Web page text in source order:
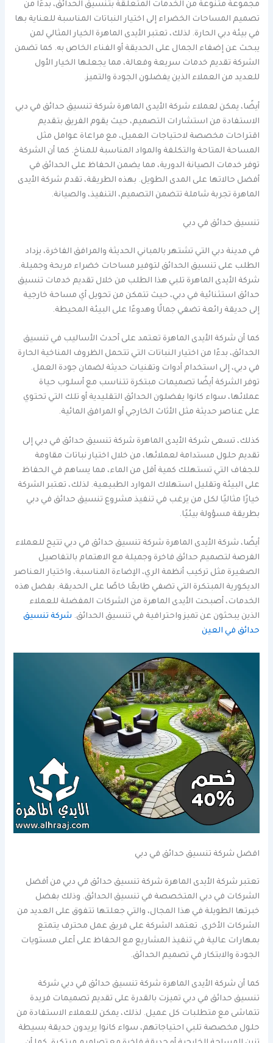
مجموعة متنوعة من الخدمات المتعلقة بتنسيق الحدائق، بدءًا من
تصميم المساحات الخضراء إلى اختيار النباتات المناسبة للعناية بها
في بيئة دبي الحارة. لذلك، تعتبر الأيدى الماهرة الخيار المثالي لمن
يبحث عن إضفاء الجمال على الحديقة أو الفناء الخاص به. كما تضمن
الشركة تقديم خدمات سريعة وفعالة، مما يجعلها الخيار الأول
للعديد من العملاء الذين يفضلون الجودة والتميز.
أيضًا، يمكن لعملاء شركة الأيدى الماهرة شركة تنسيق حدائق في دبي
الاستفادة من استشارات التصميم، حيث يقوم الفريق بتقديم
اقتراحات مخصصة لاحتياجات العميل، مع مراعاة عوامل مثل
المساحة المتاحة والتكلفة والمواد المناسبة للمناخ. كما أن الشركة
توفر خدمات الصيانة الدورية، مما يضمن الحفاظ على الحدائق في
أفضل حالاتها على المدى الطويل. بهذه الطريقة، تقدم شركة الأيدى
الماهرة تجربة شاملة تتضمن التصميم، التنفيذ، والصيانة.
تنسيق حدائق في دبي
في مدينة دبي التي تشتهر بالمباني الحديثة والمرافق الفاخرة، يزداد
الطلب على تنسيق الحدائق لتوفير مساحات خضراء مريحة وجميلة.
شركة الأيدى الماهرة تلبي هذا الطلب من خلال تقديم خدمات تنسيق
حدائق استثنائية في دبي، حيث تتمكن من تحويل أي مساحة خارجية
إلى حديقة رائعة تضفي جمالًا وهدوءًا على البيئة المحيطة.
كما أن شركة الأيدى الماهرة تعتمد على أحدث الأساليب في تنسيق
الحدائق، بدءًا من اختيار النباتات التي تتحمل الظروف المناخية الحارة
في دبي، إلى استخدام أدوات وتقنيات حديثة لضمان جودة العمل.
توفر الشركة أيضًا تصميمات مبتكرة تتناسب مع أسلوب حياة
عملائها، سواء كانوا يفضلون الحدائق التقليدية أو تلك التي تحتوي
على عناصر حديثة مثل الأثاث الخارجي أو المرافق المائية.
كذلك، تسعى شركة الأيدى الماهرة شركة تنسيق حدائق في دبي إلى
تقديم حلول مستدامة لعملائها، من خلال اختيار نباتات مقاومة
للجفاف التي تستهلك كمية أقل من الماء، مما يساهم في الحفاظ
على البيئة وتقليل استهلاك الموارد الطبيعية. لذلك، تعتبر الشركة
خيارًا مثاليًا لكل من يرغب في تنفيذ مشروع تنسيق حدائق في دبي
بطريقة مسؤولة بيئيًا.
أيضًا، شركة الأيدى الماهرة شركة تنسيق حدائق في دبي تتيح للعملاء
الفرصة لتصميم حدائق فاخرة وجميلة مع الاهتمام بالتفاصيل
الصغيرة مثل تركيب أنظمة الري، الإضاءة المناسبة، واختيار العناصر
الديكورية المبتكرة التي تضفي طابعًا خاصًا على الحديقة. بفضل هذه
الخدمات، أصبحت الأيدى الماهرة من الشركات المفضلة للعملاء
الذين يبحثون عن تميز واحترافية في تنسيق الحدائق. شركة تنسيق
حدائق في العين
افضل شركة تنسيق حدائق في دبي
تعتبر شركة الأيدى الماهرة شركة تنسيق حدائق في دبي من أفضل
الشركات في دبي المتخصصة في تنسيق الحدائق. وذلك بفضل
خبرتها الطويلة في هذا المجال، والتي جعلتها تتفوق على العديد من
الشركات الأخرى. تعتمد الشركة على فريق عمل محترف يتمتع
بمهارات عالية في تنفيذ المشاريع مع الحفاظ على أعلى مستويات
الجودة والابتكار في تصميم الحدائق.
كما أن شركة الأيدى الماهرة شركة تنسيق حدائق في دبي شركة
تنسيق حدائق في دبي تميزت بالقدرة على تقديم تصميمات فريدة
تتماشى مع متطلبات كل عميل. لذلك، يمكن للعملاء الاستفادة من
حلول مخصصة تلبي احتياجاتهم، سواء كانوا يريدون حديقة بسيطة